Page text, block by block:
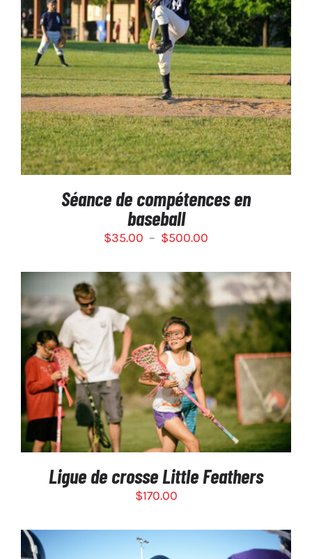
CHOIX DES OPTIONS CE
PRODUIT
A
PLUSIEURS
VARIATIONS.
LES
OPTIONS
PEUVENT
ÊTRE
CHOISIES
LA
DU
/
DÉTAILS
Séance de compétences en
baseball
$35.00 – $500.00
prix :
$35.00
à
$500.00
SÉLECTIONNEZ LES OPTIONS
/
DÉTAILS
Ligue de crosse Little Feathers
$170.00